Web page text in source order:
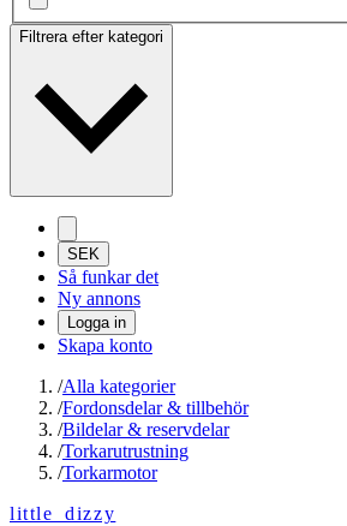
Filtrera efter kategori
SEK
Så funkar det
Ny annons
Logga in
Skapa konto
/Alla kategorier
/Fordonsdelar & tillbehör
/Bildelar & reservdelar
/Torkarutrustning
/Torkarmotor
little_dizzy